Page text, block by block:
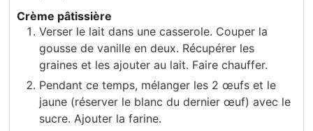
Crème pâtissière
Verser le lait dans une casserole. Couper la
gousse de vanille en deux. Récupérer les
graines et les ajouter au lait. Faire chauffer.
Pendant ce temps, mélanger les 2 œufs et le
jaune (réserver le blanc du dernier œuf) avec le
sucre. Ajouter la farine.